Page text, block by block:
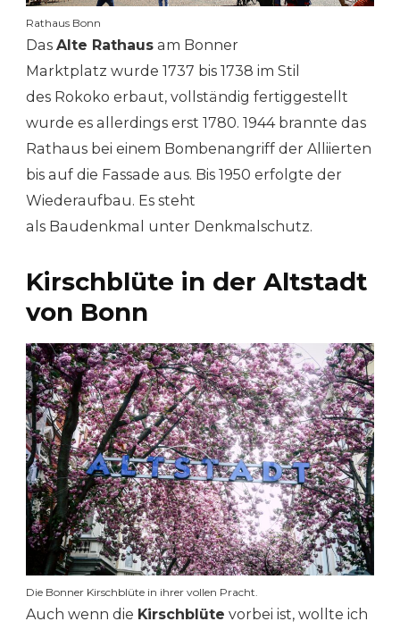
Rathaus Bonn
Das Alte Rathaus am Bonner
Marktplatz wurde 1737 bis 1738 im Stil
des Rokoko erbaut, vollständig fertiggestellt
wurde es allerdings erst 1780. 1944 brannte das
Rathaus bei einem Bombenangriff der Alliierten
bis auf die Fassade aus. Bis 1950 erfolgte der
Wiederaufbau. Es steht
als Baudenkmal unter Denkmalschutz.
Kirschblüte in der Altstadt
von Bonn
Die Bonner Kirschblüte in ihrer vollen Pracht.
Auch wenn die Kirschblüte vorbei ist, wollte ich